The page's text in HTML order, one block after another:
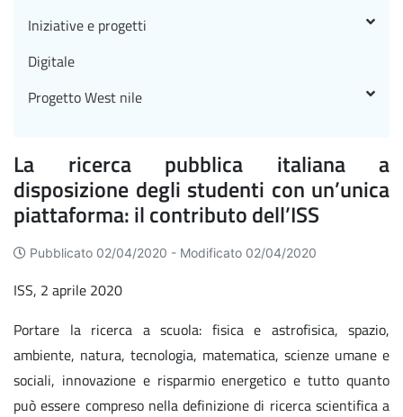
La ricerca pubblica italiana a
disposizione degli studenti con un’unica
piattaforma: il contributo dell’ISS
Pubblicato 02/04/2020 - Modificato 02/04/2020
ISS, 2 aprile 2020
Portare la ricerca a scuola: fisica e astrofisica, spazio,
ambiente, natura, tecnologia, matematica, scienze umane e
sociali, innovazione e risparmio energetico e tutto quanto
può essere compreso nella definizione di ricerca scientifica a
Iniziative e progetti
Digitale
Progetto West nile